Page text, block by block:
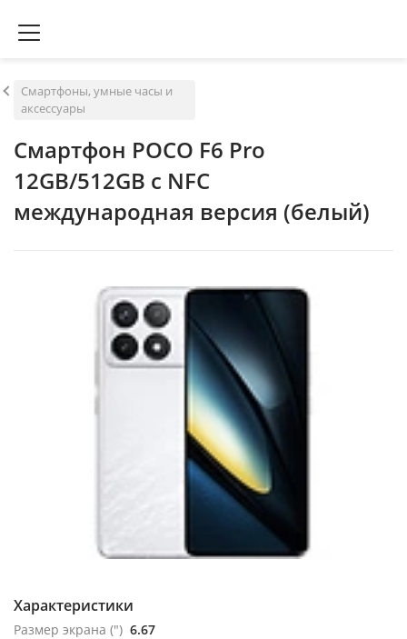
Смартфоны, умные часы и
аксессуары
Смартфон POCO F6 Pro
12GB/512GB с NFC
международная версия (белый)
Характеристики
Размер экрана (") 6.67